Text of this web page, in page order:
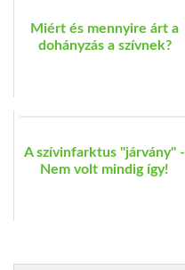
Miért és mennyire árt a
dohányzás a szívnek?
A szívinfarktus "járvány" -
Nem volt mindig így!